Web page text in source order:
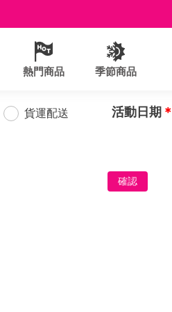
熱門商品 季節商品
貨運配送 活動日期 ＊
確認